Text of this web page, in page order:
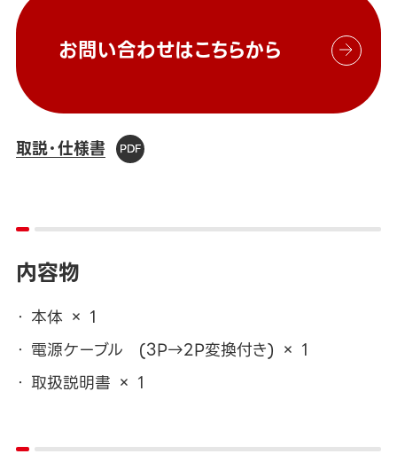
お問い合わせはこちらから
取説・仕様書
内容物
本体 × 1
電源ケーブル (3P→2P変換付き) × 1
取扱説明書 × 1